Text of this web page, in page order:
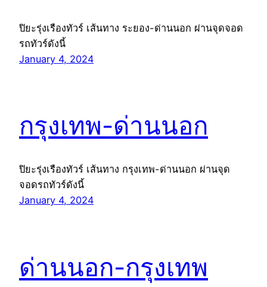
ปิยะรุ่งเรืองทัวร์ เส้นทาง ระยอง-ด่านนอก ผ่านจุดจอด
รถทัวร์ดังนี้
January 4, 2024
กรุงเทพ-ด่านนอก
ปิยะรุ่งเรืองทัวร์ เส้นทาง กรุงเทพ-ด่านนอก ผ่านจุด
จอดรถทัวร์ดังนี้
January 4, 2024
ด่านนอก-กรุงเทพ